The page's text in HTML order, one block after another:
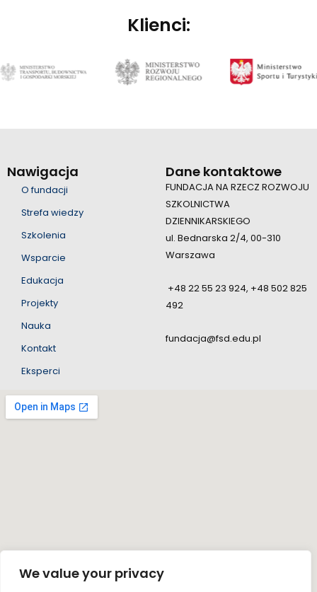
We value your privacy
Klienci:
Nawigacja
O fundacji
Strefa wiedzy
Szkolenia
Wsparcie
Edukacja
Projekty
Nauka
Kontakt
Eksperci
Dane kontaktowe
FUNDACJA NA RZECZ ROZWOJU
SZKOLNICTWA
DZIENNIKARSKIEGO
ul. Bednarska 2/4, 00-310
Warszawa
+48 22 55 23 924, +48 502 825
492
fundacja@fsd.edu.pl